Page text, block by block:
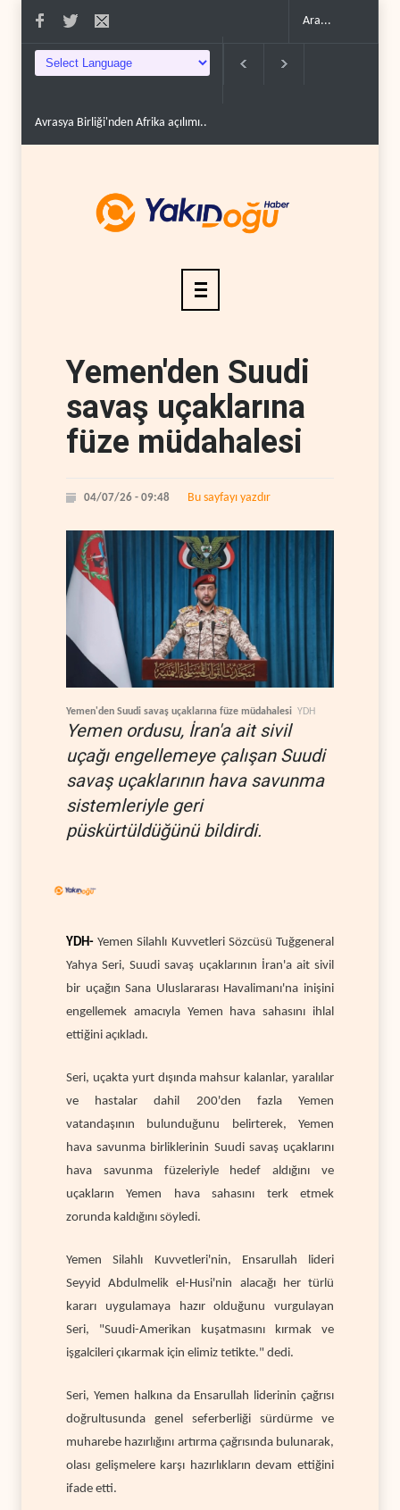
Avrasya Birliği'nden Afrika açılımı..
Yemen'den Suudi
savaş uçaklarına
füze müdahalesi
04/07/26 - 09:48 Bu sayfayı yazdır
Yemen'den Suudi savaş uçaklarına füze müdahalesi YDH
Yemen ordusu, İran'a ait sivil
uçağı engellemeye çalışan Suudi
savaş uçaklarının hava savunma
sistemleriyle geri
püskürtüldüğünü bildirdi.
YDH- Yemen Silahlı Kuvvetleri Sözcüsü Tuğgeneral
Yahya Seri, Suudi savaş uçaklarının İran'a ait sivil
bir uçağın Sana Uluslararası Havalimanı'na inişini
engellemek amacıyla Yemen hava sahasını ihlal
ettiğini açıkladı.
Seri, uçakta yurt dışında mahsur kalanlar, yaralılar
ve hastalar dahil 200'den fazla Yemen
vatandaşının bulunduğunu belirterek, Yemen
hava savunma birliklerinin Suudi savaş uçaklarını
hava savunma füzeleriyle hedef aldığını ve
uçakların Yemen hava sahasını terk etmek
zorunda kaldığını söyledi.
Yemen Silahlı Kuvvetleri'nin, Ensarullah lideri
Seyyid Abdulmelik el-Husi'nin alacağı her türlü
kararı uygulamaya hazır olduğunu vurgulayan
Seri, "Suudi-Amerikan kuşatmasını kırmak ve
işgalcileri çıkarmak için elimiz tetikte." dedi.
Seri, Yemen halkına da Ensarullah liderinin çağrısı
doğrultusunda genel seferberliği sürdürme ve
muharebe hazırlığını artırma çağrısında bulunarak,
olası gelişmelere karşı hazırlıkların devam ettiğini
ifade etti.